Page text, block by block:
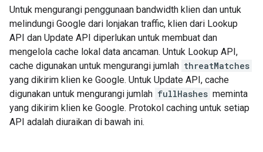
Untuk mengurangi penggunaan bandwidth klien dan untuk
melindungi Google dari lonjakan traffic, klien dari Lookup
API dan Update API diperlukan untuk membuat dan
mengelola cache lokal data ancaman. Untuk Lookup API,
cache digunakan untuk mengurangi jumlah threatMatches
yang dikirim klien ke Google. Untuk Update API, cache
digunakan untuk mengurangi jumlah fullHashes meminta
yang dikirim klien ke Google. Protokol caching untuk setiap
API adalah diuraikan di bawah ini.